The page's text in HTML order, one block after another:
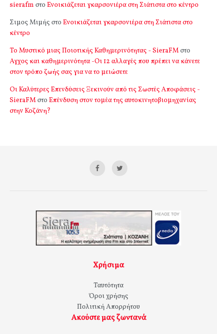
sierafm στο Ενοικιάζεται γκαρσονιέρα στη Σιάτιστα στο κέντρο
Σιμος Μιμής στο Ενοικιάζεται γκαρσονιέρα στη Σιάτιστα στο
κέντρο
Το Μυστικό μιας Ποιοτικής Καθημερινότητας - SieraFMστο
Αγχος και καθημερινότητα -Οι 12 αλλαγές που πρέπει να κάνετε
στον τρόπο ζωής σας για να το μειώσετε
Οι Καλύτερες Επενδύσεις Ξεκινούν από τις Σωστές Αποφάσεις -
SieraFMστο Επένδυση στον τομέα της αυτοκινητοβιομηχανίας
στην Κοζάνη?
Χρήσιμα
Ταυτότητα
Όροι χρήσης
Πολιτική Απορρήτου
Ακούστε μας ζωντανά